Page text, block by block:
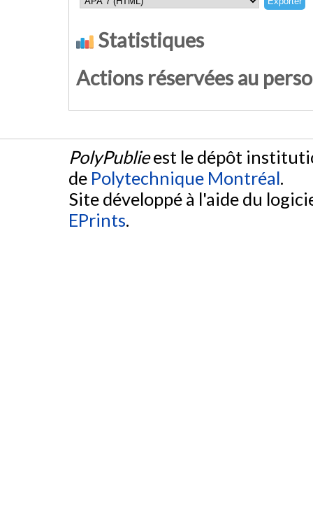
Statistiques
Actions réservées au
PolyPublieest le dépôt
de Polytechnique Montréal.
Site développé à l'aide du
EPrints.